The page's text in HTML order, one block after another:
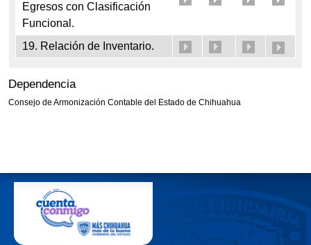
Egresos con Clasificación
Funcional.
19. Relación de Inventario.
Dependencia
Consejo de Armonización Contable del Estado de Chihuahua